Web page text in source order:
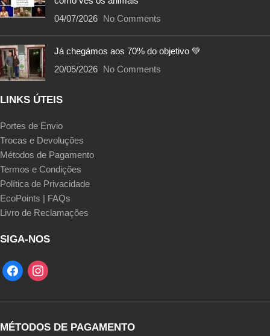
04/07/2026 No Comments
Já chegámos aos 70% do objetivo 💚
20/05/2026 No Comments
LINKS ÚTEIS
Portes de Envio
Trocas e Devoluções
Métodos de Pagamento
Termos e Condições
Política de Privacidade
EcoPoints | FAQs
Livro de Reclamações
SIGA-NOS
MÉTODOS DE PAGAMENTO